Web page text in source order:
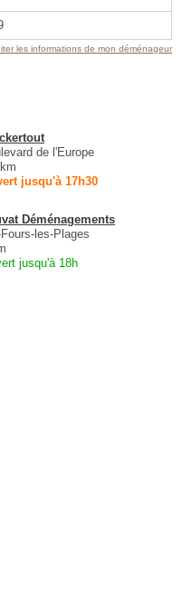
les informations de mon déménageur
de l'Europe
jusqu'à 17h30
Déménagements
les-Plages
jusqu'à 18h